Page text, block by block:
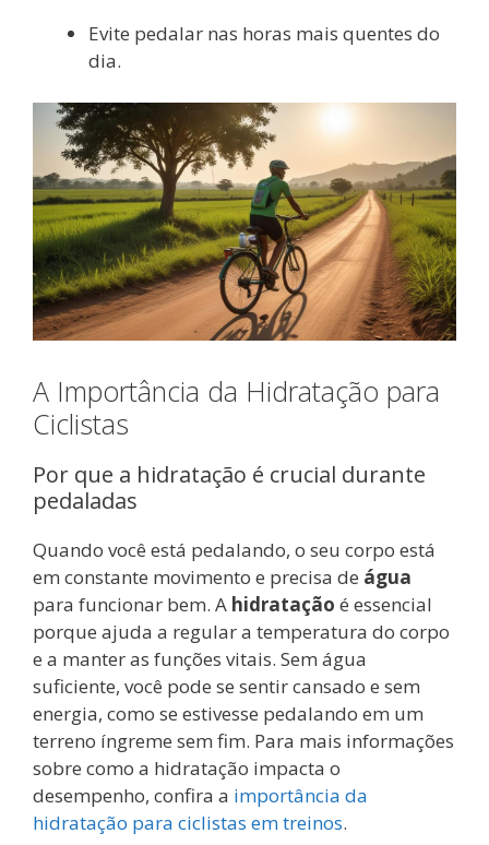
Evite pedalar nas horas mais quentes do
dia.
A Importância da Hidratação para
Ciclistas
Por que a hidratação é crucial durante
pedaladas
Quando você está pedalando, o seu corpo está
em constante movimento e precisa de água
para funcionar bem. A hidratação é essencial
porque ajuda a regular a temperatura do corpo
e a manter as funções vitais. Sem água
suficiente, você pode se sentir cansado e sem
energia, como se estivesse pedalando em um
terreno íngreme sem fim. Para mais informações
sobre como a hidratação impacta o
desempenho, confira a importância da
hidratação para ciclistas em treinos.